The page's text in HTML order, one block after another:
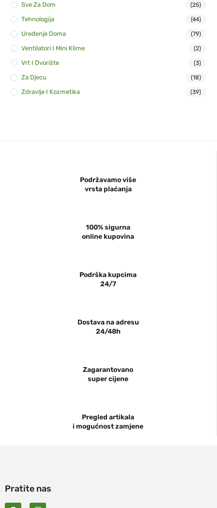
Sve Za Dom (25)
Tehnologija (44)
Uređenje Doma (79)
Ventilatori I Mini Klime (2)
Vrt I Dvorište (3)
Za Djecu (18)
Zdravlje I Kozmetika (39)
Podržavamo više
vrsta plaćanja
100% sigurna
online kupovina
Podrška kupcima
24/7
Dostava na adresu
24/48h
Zagarantovano
super cijene
Pregled artikala
i mogućnost zamjene
Pratite nas